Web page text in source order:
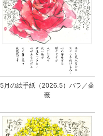
5月の絵手紙（2026.5）バラ／薔
薇